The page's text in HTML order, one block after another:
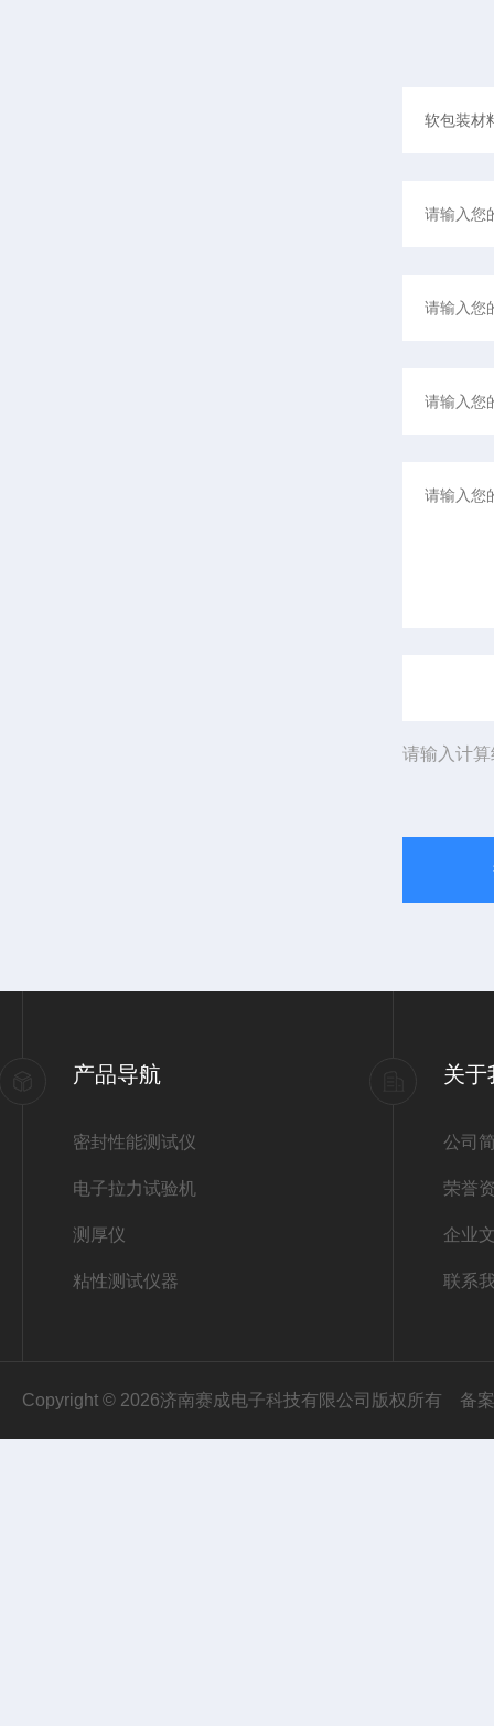
请输入计
产品导航
密封性能测试仪
电子拉力试验机
测厚仪
粘性测试仪器
关于
公司
荣誉
企业
联系
Copyright © 2026济南赛成电子科技有限公司版权所有 备